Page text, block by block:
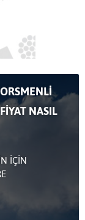
NASIL
İÇİN